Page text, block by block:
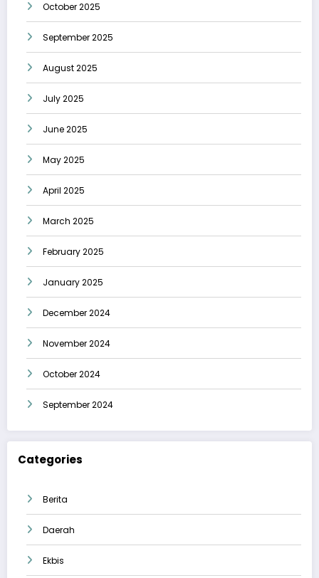
October 2025
September 2025
August 2025
July 2025
June 2025
May 2025
April 2025
March 2025
February 2025
January 2025
December 2024
November 2024
October 2024
September 2024
Categories
Berita
Daerah
Ekbis